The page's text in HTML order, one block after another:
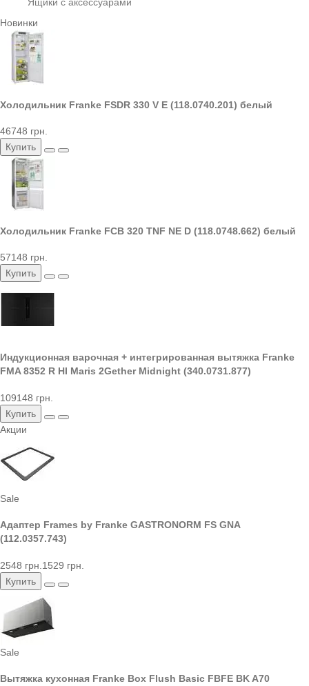
Новинки
Холодильник Franke FSDR 330 V E (118.0740.201) белый
46748 грн.
Купить
Холодильник Franke FCB 320 TNF NE D (118.0748.662) белый
57148 грн.
Купить
Индукционная варочная + интегрированная вытяжка Franke
FMA 8352 R HI Maris 2Gether Midnight (340.0731.877)
109148 грн.
Купить
Акции
Sale
Адаптер Frames by Franke GASTRONORM FS GNA
(112.0357.743)
2548 грн. 1529 грн.
Купить
Sale
Вытяжка кухонная Franke Box Flush Basic FBFE BK A70